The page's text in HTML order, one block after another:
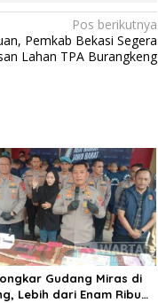
Pos berikutnya
Pemkab Bekasi Segera
Lahan TPA Burangkeng
Gudang Miras di
Lebih dari Enam Ribu